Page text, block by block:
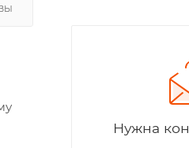
Нужна